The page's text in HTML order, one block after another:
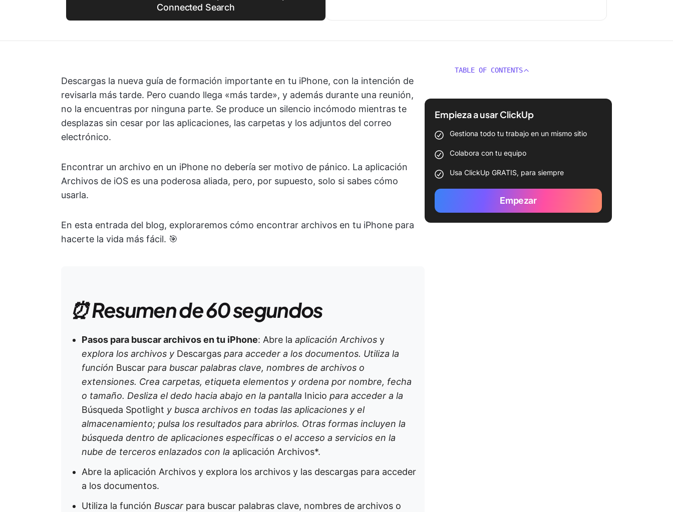
Connected Search
Descargas la nueva guía de formación importante en tu iPhone, con la intención de
revisarla más tarde. Pero cuando llega «más tarde», y además durante una reunión,
no la encuentras por ninguna parte. Se produce un silencio incómodo mientras te
desplazas sin cesar por las aplicaciones, las carpetas y los adjuntos del correo
electrónico.
Encontrar un archivo en un iPhone no debería ser motivo de pánico. La aplicación
Archivos de iOS es una poderosa aliada, pero, por supuesto, solo si sabes cómo
usarla.
En esta entrada del blog, exploraremos cómo encontrar archivos en tu iPhone para
hacerte la vida más fácil. 🎯
⏰ Resumen de 60 segundos
Pasos para buscar archivos en tu iPhone: Abre la aplicación Archivos y
explora los archivos y Descargas para acceder a los documentos. Utiliza la
función Buscar para buscar palabras clave, nombres de archivos o
extensiones. Crea carpetas, etiqueta elementos y ordena por nombre, fecha
o tamaño. Desliza el dedo hacia abajo en la pantalla Inicio para acceder a la
Búsqueda Spotlight y busca archivos en todas las aplicaciones y el
almacenamiento; pulsa los resultados para abrirlos. Otras formas incluyen la
búsqueda dentro de aplicaciones específicas o el acceso a servicios en la
nube de terceros enlazados con la aplicación Archivos*.
Abre la aplicación Archivos y explora los archivos y las descargas para acceder
a los documentos.
Utiliza la función Buscar para buscar palabras clave, nombres de archivos o
TABLE OF CONTENTS
Empieza a usar ClickUp
Gestiona todo tu trabajo en un mismo sitio
Colabora con tu equipo
Usa ClickUp GRATIS, para siempre
Empezar